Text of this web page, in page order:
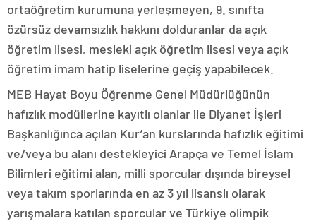
ortaöğretim kurumuna yerleşmeyen, 9. sınıfta
özürsüz devamsızlık hakkını dolduranlar da açık
öğretim lisesi, mesleki açık öğretim lisesi veya açık
öğretim imam hatip liselerine geçiş yapabilecek.
MEB Hayat Boyu Öğrenme Genel Müdürlüğünün
hafızlık modüllerine kayıtlı olanlar ile Diyanet İşleri
Başkanlığınca açılan Kur’an kurslarında hafızlık eğitimi
ve/veya bu alanı destekleyici Arapça ve Temel İslam
Bilimleri eğitimi alan, milli sporcular dışında bireysel
veya takım sporlarında en az 3 yıl lisanslı olarak
yarışmalara katılan sporcular ve Türkiye olimpik